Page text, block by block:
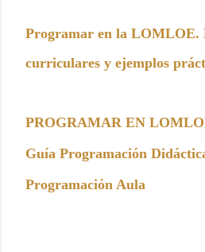
Programar en la LOMLOE.
curriculares y ejemplos
PROGRAMAR EN
Guía Programación
Programación Aula